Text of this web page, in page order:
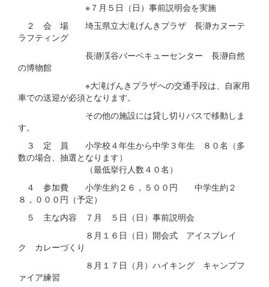
※７月５日（日）事前説明会を実施
２ 会 場 埼玉県立大滝げんきプラザ 長瀞カヌーテ
ラフティング
長瀞渓谷バーベキューセンター 長瀞自然
の博物館
※大滝げんきプラザへの交通手段は、自家用
車での送迎が必須となります。
その他の施設には貸し切りバスで移動しま
す。
３ 定 員 小学校４年生から中学３年生 ８０名（多
数の場合、抽選となります）
（最低挙行人数４０名）
４ 参加費 小学生約２６，５００円 中学生約２
８，０００円（予定）
５ 主な内容 ７月 ５日（日）事前説明会
８月１６日（日）開会式 アイスブレイ
ク カレーづくり
８月１７日（月）ハイキング キャンプフ
ァイア練習